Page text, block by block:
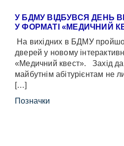
У БДМУ ВІДБУВСЯ ДЕНЬ
У ФОРМАТІ «МЕДИЧНИЙ
На вихідних в БДМУ
дверей у новому
«Медичний квест». Захід
майбутнім абітурієнтам не
[…]
Позначки